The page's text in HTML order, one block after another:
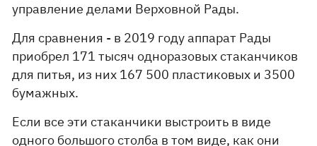
управление делами Верховной Рады.
Для сравнения - в 2019 году аппарат Рады
приобрел 171 тысяч одноразовых стаканчиков
для питья, из них 167 500 пластиковых и 3500
бумажных.
Если все эти стаканчики выстроить в виде
одного большого столба в том виде, как они